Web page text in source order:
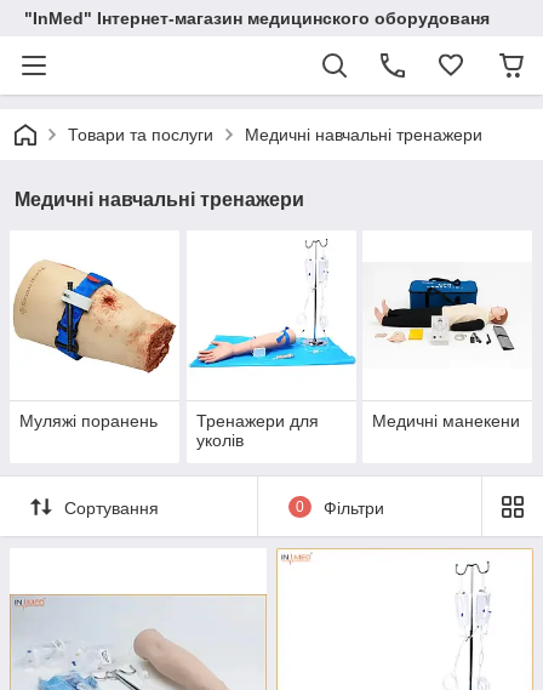
"InMed" Інтернет-магазин медицинского оборудованя
Товари та послуги Медичні навчальні тренажери
Медичні навчальні тренажери
Муляжі поранень
Тренажери для
уколів
Медичні манекени
Сортування 0 Фільтри